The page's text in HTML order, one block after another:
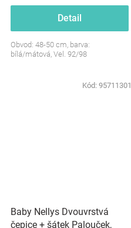
Detail
Obvod: 48-50 cm, barva:
bílá/mátová, Vel. 92/98
Kód: 95711301
Baby Nellys Dvouvrstvá
čepice + šátek Palouček,